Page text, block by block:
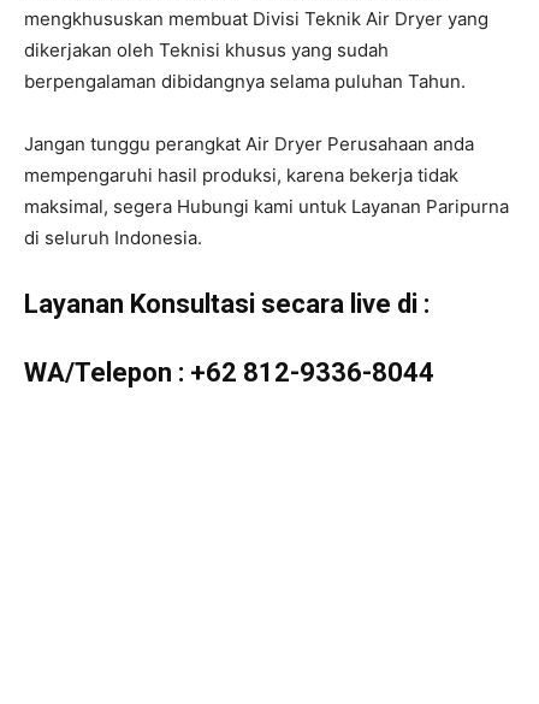
mengkhususkan membuat Divisi Teknik Air Dryer yang
dikerjakan oleh Teknisi khusus yang sudah
berpengalaman dibidangnya selama puluhan Tahun.
Jangan tunggu perangkat Air Dryer Perusahaan anda
mempengaruhi hasil produksi, karena bekerja tidak
maksimal, segera Hubungi kami untuk Layanan Paripurna
di seluruh Indonesia.
Layanan Konsultasi secara live di :
WA/Telepon : +62 812-9336-8044